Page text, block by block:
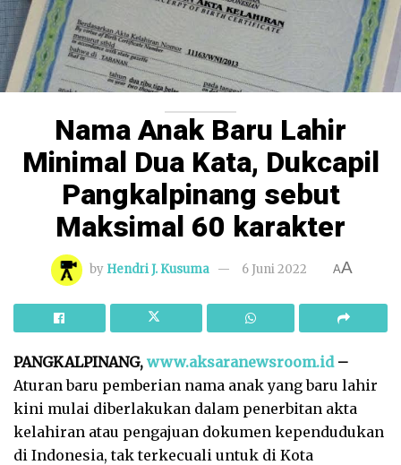
Nama Anak Baru Lahir
Minimal Dua Kata, Dukcapil
Pangkalpinang sebut
Maksimal 60 karakter
by Hendri J. Kusuma 6 Juni 2022 AA
PANGKALPINANG, www.aksaranewsroom.id–
Aturan baru pemberian nama anak yang baru lahir
kini mulai diberlakukan dalam penerbitan akta
kelahiran atau pengajuan dokumen kependudukan
di Indonesia, tak terkecuali untuk di Kota